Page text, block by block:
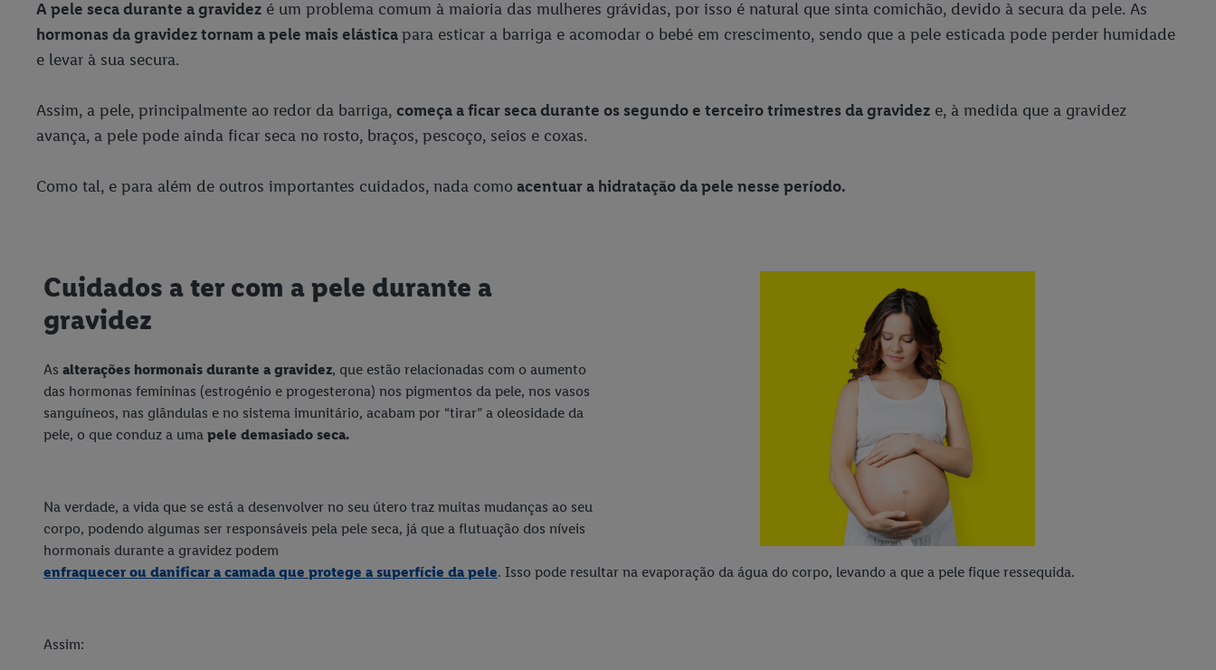
A pele seca durante a gravidez é um problema comum à maioria das mulheres grávidas, por isso é natural que sinta comichão, devido à secura da pele. As
hormonas da gravidez tornam a pele mais elásticapara esticar a barriga e acomodar o bebé em crescimento, sendo que a pele esticada pode perder humidade
e levar à sua secura.
Assim, a pele, principalmente ao redor da barriga, começa a ficar seca durante os segundo e terceiro trimestres da gravidez e, à medida que a gravidez
avança, a pele pode ainda ficar seca no rosto, braços, pescoço, seios e coxas.
Como tal, e para além de outros importantes cuidados, nada comoacentuar a hidratação da pele nesse período.
Cuidados a ter com a pele durante a
gravidez
As alterações hormonais durante a gravidez, que estão relacionadas com o aumento
das hormonas femininas (estrogénio e progesterona) nos pigmentos da pele, nos vasos
sanguíneos, nas glândulas e no sistema imunitário, acabam por “tirar” a oleosidade da
pele, o que conduz a uma pele demasiado seca.
Na verdade, a vida que se está a desenvolver no seu útero traz muitas mudanças ao seu
corpo, podendo algumas ser responsáveis ​​pela pele seca, já que a flutuação dos níveis
hormonais durante a gravidez podem
enfraquecer ou danificar a camada que protege a superfície da pele. Isso pode resultar na evaporação da água do corpo, levando a que a pele fique ressequida.
Assim: